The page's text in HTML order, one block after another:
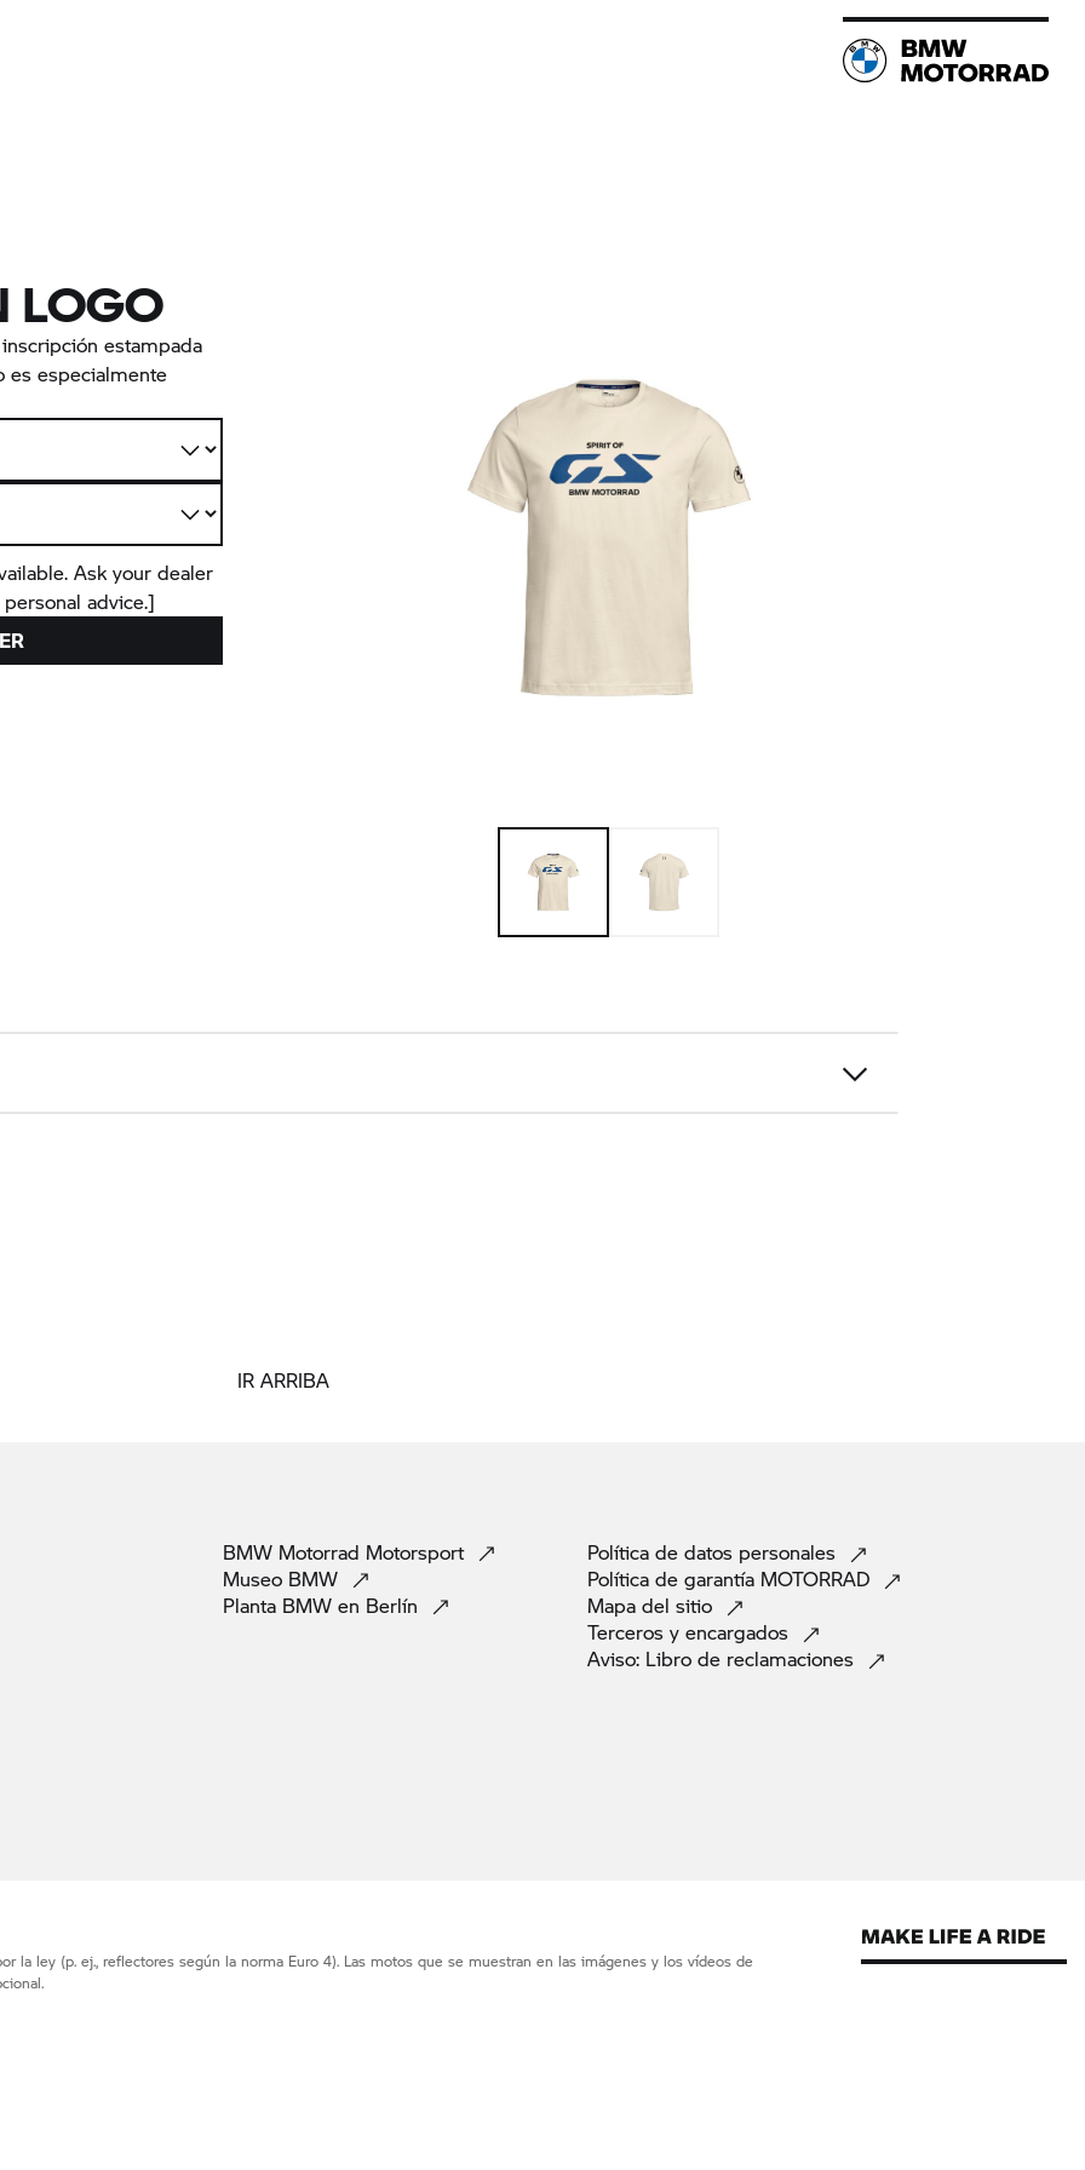
LOGO
estampada
es especialmente
Ask your dealer
advice.]
IR ARRIBA
BMW Motorrad Motorsport
Museo BMW
Planta BMW en Berlín
Política de datos personales
Política de garantía MOTORRAD
Mapa del sitio
Terceros y encargados
Aviso: Libro de reclamaciones
la ley (p. ej., reflectores según la norma Euro 4). Las motos que se muestran en las imágenes y los vídeos de